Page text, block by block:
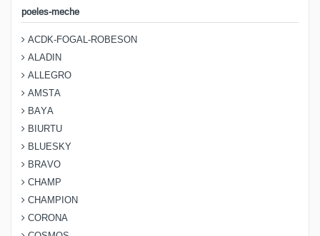
poeles-meche
ACDK-FOGAL-ROBESON
ALADIN
ALLEGRO
AMSTA
BAYA
BIURTU
BLUESKY
BRAVO
CHAMP
CHAMPION
CORONA